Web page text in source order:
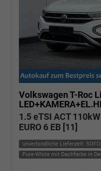
Volkswagen T-Roc
1.5 eTSI ACT
EURO 6 EB [11]
unverbindliche Lieferzeit:
Pure-White mit Dachfarbe in